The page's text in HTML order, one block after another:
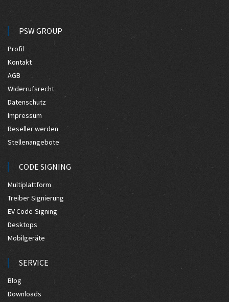
PSW GROUP
Profil
Kontakt
AGB
Widerrufsrecht
Datenschutz
Impressum
Reseller werden
Stellenangebote
CODE SIGNING
Multiplattform
Treiber Signierung
EV Code-Signing
Desktops
Mobilgeräte
SERVICE
Blog
Downloads